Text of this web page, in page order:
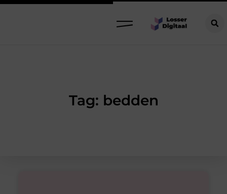
Tag: bedden